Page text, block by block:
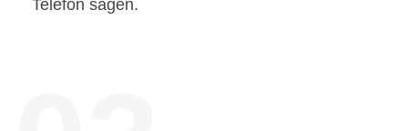
Telefon sagen.